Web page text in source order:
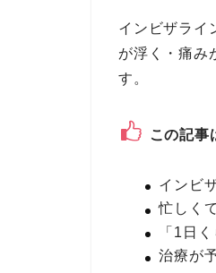
インビザライ
が浮く・痛み
す。
この記事
インビ
忙しく
「1日
治療が